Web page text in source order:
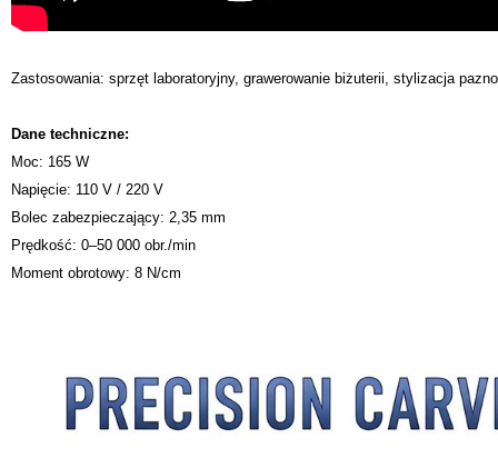
Zastosowania: sprzęt laboratoryjny, grawerowanie biżuterii, stylizacja
Dane techniczne:
Moc: 165 W
Napięcie: 110 V / 220 V
Bolec zabezpieczający: 2,35 mm
Prędkość: 0–50 000 obr./min
Moment obrotowy: 8 N/cm